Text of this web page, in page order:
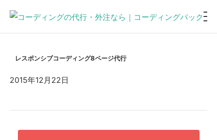
レスポンシブコーディング8ページ代行
2015年12月22日